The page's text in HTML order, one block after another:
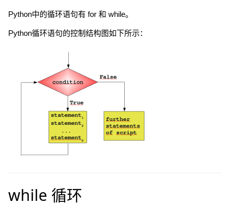
Python中的循环语句有 for 和 while。
Python循环语句的控制结构图如下所示：
while 循环